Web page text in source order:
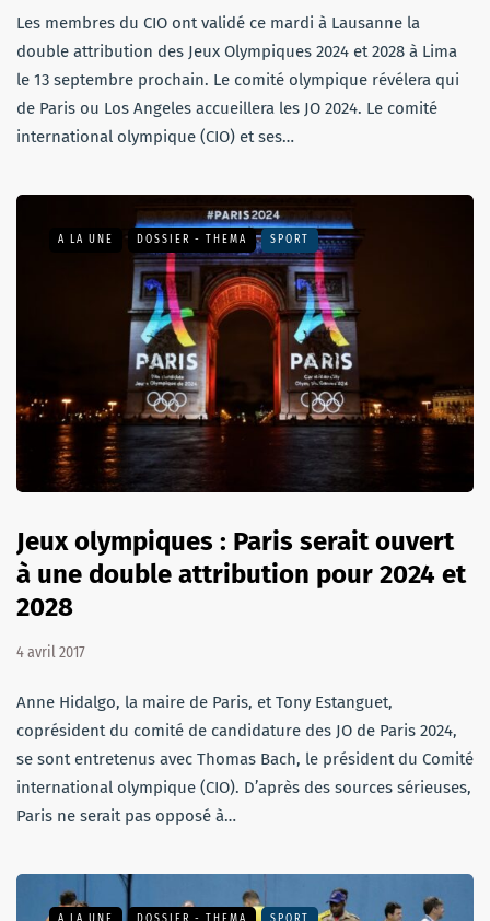
Les membres du CIO ont validé ce mardi à Lausanne la
double attribution des Jeux Olympiques 2024 et 2028 à Lima
le 13 septembre prochain. Le comité olympique révélera qui
de Paris ou Los Angeles accueillera les JO 2024. Le comité
international olympique (CIO) et ses…
A LA UNE DOSSIER - THEMA SPORT
Jeux olympiques : Paris serait ouvert
à une double attribution pour 2024 et
2028
4 avril 2017
Anne Hidalgo, la maire de Paris, et Tony Estanguet,
coprésident du comité de candidature des JO de Paris 2024,
se sont entretenus avec Thomas Bach, le président du Comité
international olympique (CIO). D’après des sources sérieuses,
Paris ne serait pas opposé à…